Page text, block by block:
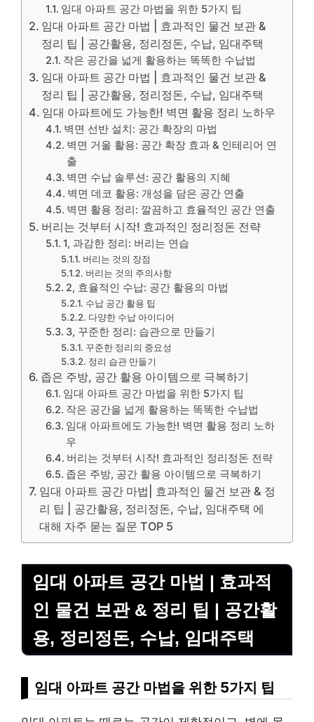
임대 아파트 공간 마법을 위한 5가지 팁
임대 아파트 공간 마법 | 효과적인 물건 보관 &
정리 팁 | 공간활용, 정리정돈, 수납, 임대주택
작은 공간을 넓게 활용하는 똑똑한 수납법
임대 아파트 공간 마법 | 효과적인 물건 보관 &
정리 팁 | 공간활용, 정리정돈, 수납, 임대주택
임대 아파트에도 가능한! 벽면 활용 정리 노하우
벽면 선반 설치: 공간 확장의 마법
벽면 거울 활용: 공간 확장 효과 & 인테리어 연
출
벽면 수납 솔루션: 공간 활용의 지혜
벽면 데코 활용: 개성을 담은 공간 연출
벽면 활용 정리: 깔끔하고 효율적인 공간 연출
버리는 것부터 시작! 효과적인 정리정돈 전략
1, 과감한 정리: 버리는 연습
버리는 것의 장점
버리는 것의 주의사항
2, 효율적인 수납: 공간 활용의 마법
수납 공간 활용 팁
다양한 수납 아이디어
3, 꾸준한 정리: 습관으로 만들기
꾸준한 정리의 중요성
정리 습관 만들기
좁은 주방, 공간 활용 아이템으로 극복하기
임대 아파트 공간 마법을 위한 5가지 팁
작은 공간을 넓게 활용하는 똑똑한 수납법
임대 아파트에도 가능한! 벽면 활용 정리 노하
우
버리는 것부터 시작! 효과적인 정리정돈 전략
좁은 주방, 공간 활용 아이템으로 극복하기
임대 아파트 공간 마법| 효과적인 물건 보관 & 정
리 팁 | 공간활용, 정리정돈, 수납, 임대주택 에
대해 자주 묻는 질문 TOP 5
임대 아파트 공간 마법 | 효과적
인 물건 보관 & 정리 팁 | 공간활
용, 정리정돈, 수납, 임대주택
임대 아파트 공간 마법을 위한 5가지 팁